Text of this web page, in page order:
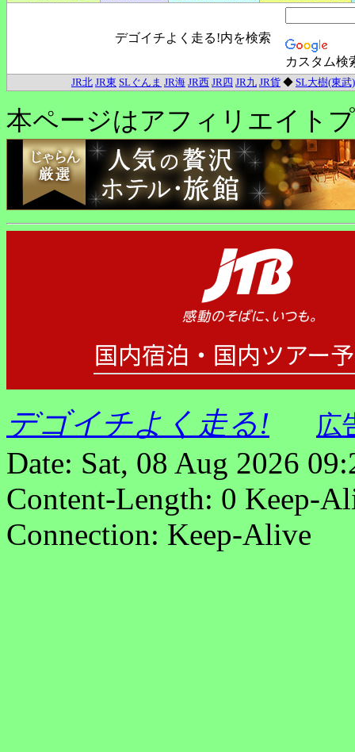
デゴイチよく走る!内を検索
カスタム検
JR北 JR東 SLぐんま JR海 JR西 JR四 JR九 JR貨 ◆ SL大樹(東武)
本ページはアフィリエイト
デゴイチよく走る! 広
Date: Sat, 08 Aug 2026
Content-Length: 0 Keep-
Connection: Keep-Alive